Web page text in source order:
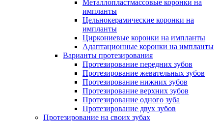
Металлопластмассовые коронки на
импланты
Цельнокерамические коронки на
импланты
Циркониевые коронки на импланты
Адаптационные коронки на импланты
Варианты протезирования
Протезирование передних зубов
Протезирование жевательных зубов
Протезирование нижних зубов
Протезирование верхних зубов
Протезирование одного зуба
Протезирование двух зубов
Протезирование на своих зубах